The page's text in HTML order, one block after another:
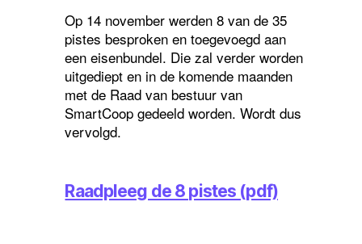
Op 14 november werden 8 van de 35
pistes besproken en toegevoegd aan
een eisenbundel. Die zal verder worden
uitgediept en in de komende maanden
met de Raad van bestuur van
SmartCoop gedeeld worden. Wordt dus
vervolgd.
Raadpleeg de 8 pistes (pdf)